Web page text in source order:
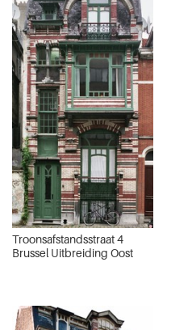
Troonsafstandsstraat 4
Brussel Uitbreiding Oost